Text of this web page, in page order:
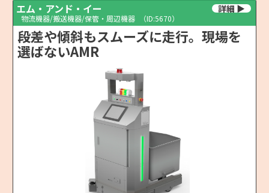
エム・アンド・イー
物流機器/搬送機器/保管・周辺機器 （ID:5670）
段差や傾斜もスムーズに走行。現場を
選ばないAMR